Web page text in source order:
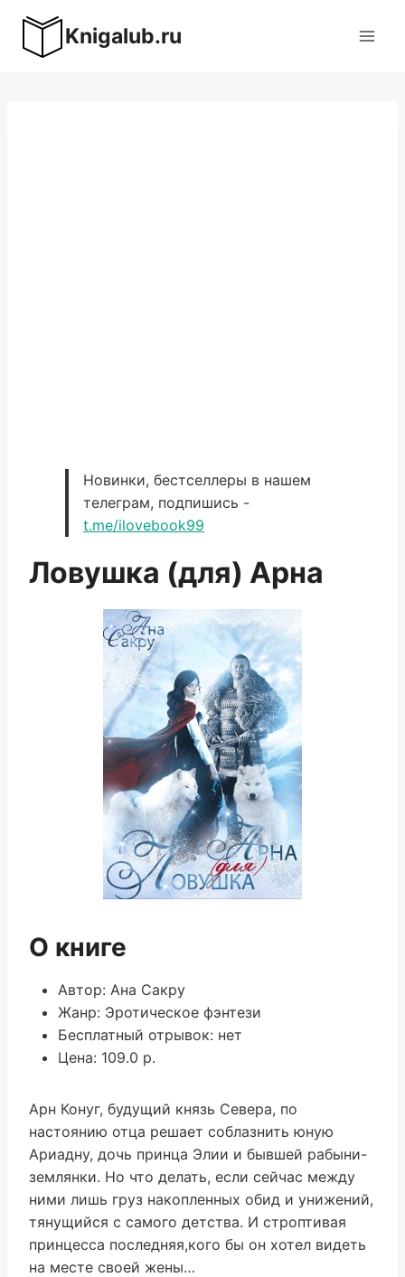
содержимому
Knigalub.ru
Новинки, бестселлеры в нашем
телеграм, подпишись -
t.me/ilovebook99
Ловушка (для) Арна
О книге
Автор: Ана Сакру
Жанр: Эротическое фэнтези
Бесплатный отрывок: нет
Цена: 109.0 р.
Арн Конуг, будущий князь Севера, по
настоянию отца решает соблазнить юную
Ариадну, дочь принца Элии и бывшей рабыни-
землянки. Но что делать, если сейчас между
ними лишь груз накопленных обид и унижений,
тянущийся с самого детства. И строптивая
принцесса последняя,кого бы он хотел видеть
на месте своей жены…